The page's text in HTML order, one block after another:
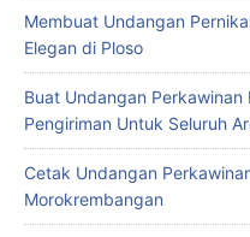
Membuat Undangan
Elegan di Ploso
Buat Undangan Perkawinan
Pengiriman Untuk Seluruh
Cetak Undangan
Morokrembangan